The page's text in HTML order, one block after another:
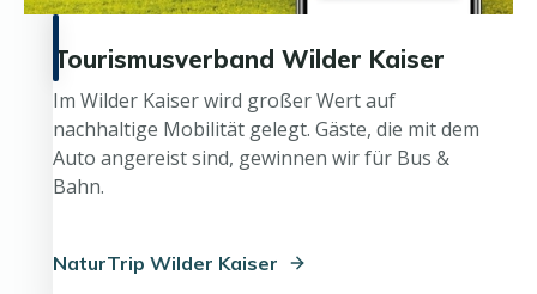
Tourismusverband Wilder Kaiser
Im Wilder Kaiser wird großer Wert auf
nachhaltige Mobilität gelegt. Gäste, die mit dem
Auto angereist sind, gewinnen wir für Bus &
Bahn.
NaturTrip Wilder Kaiser